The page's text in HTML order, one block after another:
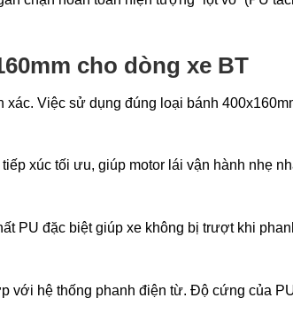
cho dòng xe BT
Việc sử dụng đúng loại bánh
xúc tối ưu, giúp motor lái vận hành nhẹ
PU đặc biệt giúp xe không bị trượt khi
với hệ thống phanh điện từ. Độ cứng của